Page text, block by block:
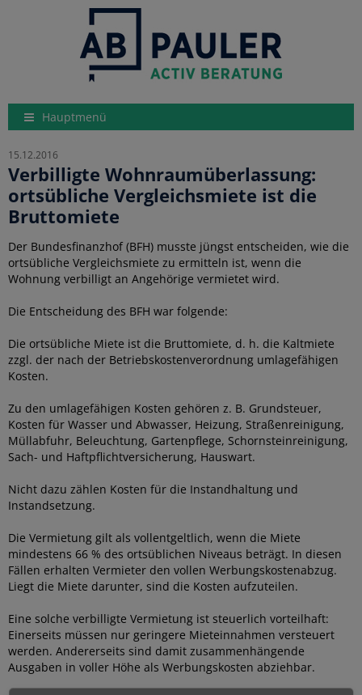
Hauptmenü
15.12.2016
Verbilligte Wohnraumüberlassung:
ortsübliche Vergleichsmiete ist die
Bruttomiete
Der Bundesfinanzhof (BFH) musste jüngst entscheiden, wie die
ortsübliche Vergleichsmiete zu ermitteln ist, wenn die
Wohnung verbilligt an Angehörige vermietet wird.
Die Entscheidung des BFH war folgende:
Die ortsübliche Miete ist die Bruttomiete, d. h. die Kaltmiete
zzgl. der nach der Betriebskostenverordnung umlagefähigen
Kosten.
Zu den umlagefähigen Kosten gehören z. B. Grundsteuer,
Kosten für Wasser und Abwasser, Heizung, Straßenreinigung,
Müllabfuhr, Beleuchtung, Gartenpflege, Schornsteinreinigung,
Sach- und Haftpflichtversicherung, Hauswart.
Nicht dazu zählen Kosten für die Instandhaltung und
Instandsetzung.
Die Vermietung gilt als vollentgeltlich, wenn die Miete
mindestens 66 % des ortsüblichen Niveaus beträgt. In diesen
Fällen erhalten Vermieter den vollen Werbungskostenabzug.
Liegt die Miete darunter, sind die Kosten aufzuteilen.
Eine solche verbilligte Vermietung ist steuerlich vorteilhaft:
Einerseits müssen nur geringere Mieteinnahmen versteuert
werden. Andererseits sind damit zusammenhängende
Ausgaben in voller Höhe als Werbungskosten abziehbar.